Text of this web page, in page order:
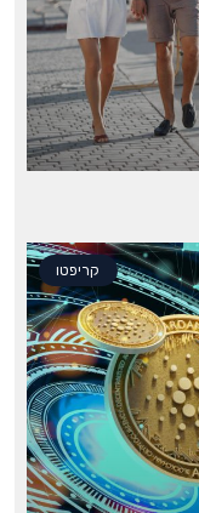
קריפטו